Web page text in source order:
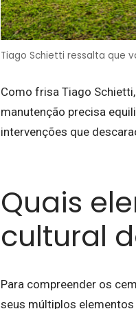
Tiago Schietti ressalta que
Como frisa Tiago
manutenção precisa
intervenções que
Quais
cultural
Para compreender os
seus múltiplos